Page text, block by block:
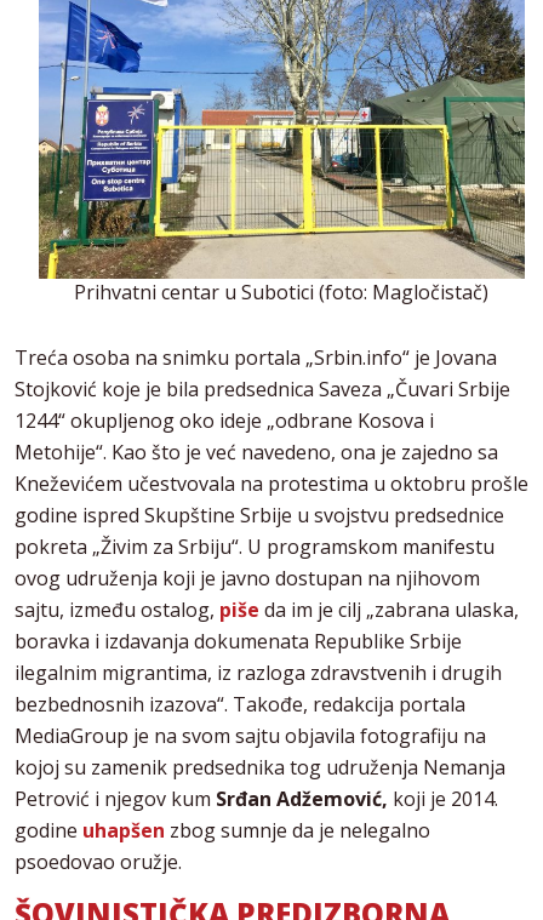
Prihvatni centar u Subotici (foto: Magločistač)
Treća osoba na snimku portala „Srbin.info“ je Jovana
Stojković koje je bila predsednica Saveza „Čuvari Srbije
1244“ okupljenog oko ideje „odbrane Kosova i
Metohije“. Kao što je već navedeno, ona je zajedno sa
Kneževićem učestvovala na protestima u oktobru prošle
godine ispred Skupštine Srbije u svojstvu predsednice
pokreta „Živim za Srbiju“. U programskom manifestu
ovog udruženja koji je javno dostupan na njihovom
sajtu, između ostalog, piše da im je cilj „zabrana ulaska,
boravka i izdavanja dokumenata Republike Srbije
ilegalnim migrantima, iz razloga zdravstvenih i drugih
bezbednosnih izazova“. Takođe, redakcija portala
MediaGroup je na svom sajtu objavila fotografiju na
kojoj su zamenik predsednika tog udruženja Nemanja
Petrović i njegov kum Srđan Adžemović, koji je 2014.
godine uhapšen zbog sumnje da je nelegalno
psoedovao oružje.